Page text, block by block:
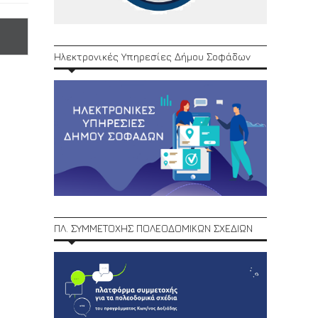
Ηλεκτρονικές Υπηρεσίες Δήμου Σοφάδων
ΠΛ. ΣΥΜΜΕΤΟΧΗΣ ΠΟΛΕΟΔΟΜΙΚΩΝ ΣΧΕΔΙΩΝ